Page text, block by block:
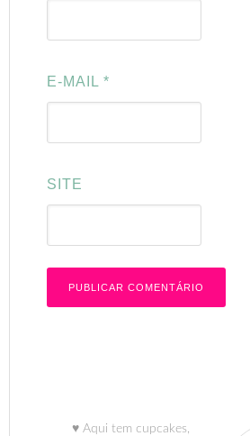
E-MAIL*
SITE
♥ Aqui tem cupcakes,